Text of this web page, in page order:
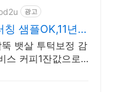
광고
샘플OK,11년완
뱃살 투턱보정 감
스 커피1잔값으로